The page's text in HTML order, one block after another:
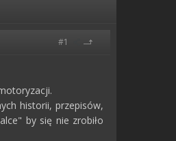
#1
historii, przepisów,
by się nie zrobiło